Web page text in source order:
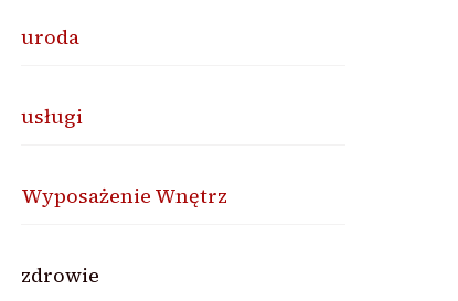
uroda
usługi
Wyposażenie Wnętrz
zdrowie